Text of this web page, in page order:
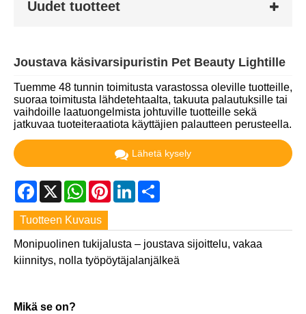
Uudet tuotteet
Joustava käsivarsipuristin Pet Beauty Lightille
Tuemme 48 tunnin toimitusta varastossa oleville tuotteille,
suoraa toimitusta lähdetehtaalta, takuuta palautuksille tai
vaihdoille laatuongelmista johtuville tuotteille sekä
jatkuvaa tuoteiteraatiota käyttäjien palautteen perusteella.
Lähetä kysely
Facebook
X WhatsApp
PinterestLinkedIn
Tuotteen Kuvaus
Monipuolinen tukijalusta – joustava sijoittelu, vakaa
kiinnitys, nolla työpöytäjalanjälkeä
Mikä se on?